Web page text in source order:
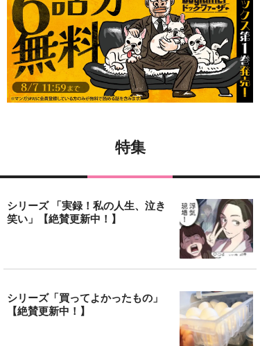
特集
シリーズ 「実録！私の人生、泣き
笑い」【絶賛更新中！】
シリーズ「買ってよかったもの」
【絶賛更新中！】